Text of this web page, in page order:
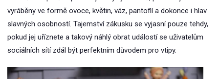
vyráběny ve formě ovoce, květin, váz, pantoflí a dokonce i hlav
slavných osobností. Tajemství zákusku se vyjasní pouze tehdy,
pokud jej uříznete a takový náhlý obrat událostí se uživatelům
sociálních sítí zdál být perfektním důvodem pro vtipy.